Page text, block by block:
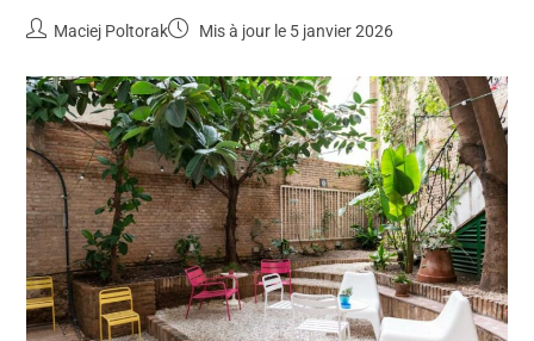
Maciej Poltorak Mis à jour le 5 janvier 2026